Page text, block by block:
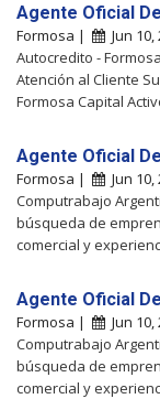
Agente Oficial
Formosa | Jun 10,
Autocredito -
Atención al Cliente
Formosa Capital
Agente Oficial
Formosa | Jun 10,
Computrabajo
búsqueda de
comercial y
Agente Oficial
Formosa | Jun 10,
Computrabajo
búsqueda de
comercial y